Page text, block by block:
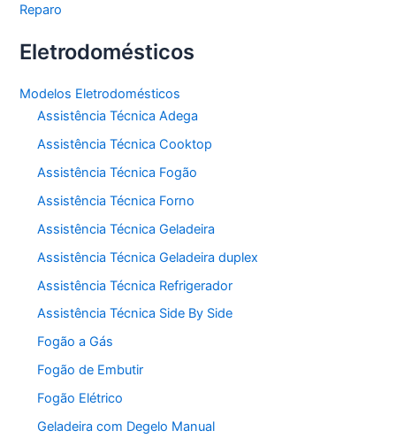
Reparo
Eletrodomésticos
Modelos Eletrodomésticos
Assistência Técnica Adega
Assistência Técnica Cooktop
Assistência Técnica Fogão
Assistência Técnica Forno
Assistência Técnica Geladeira
Assistência Técnica Geladeira duplex
Assistência Técnica Refrigerador
Assistência Técnica Side By Side
Fogão a Gás
Fogão de Embutir
Fogão Elétrico
Geladeira com Degelo Manual